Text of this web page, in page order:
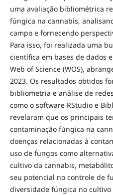
uma avaliação bibliométrica
fúngica na cannabis,
campo e fornecendo
Para isso, foi realizada uma
científica em bases de dados
Web of Science (WOS),
2023. Os resultados obtidos
bibliometria e análise de
como o software RStudio e
revelaram que os principais
contaminação fúngica na
doenças relacionadas à
uso de fungos como
cultivo da cannabis,
seu potencial no controle de
diversidade fúngica no